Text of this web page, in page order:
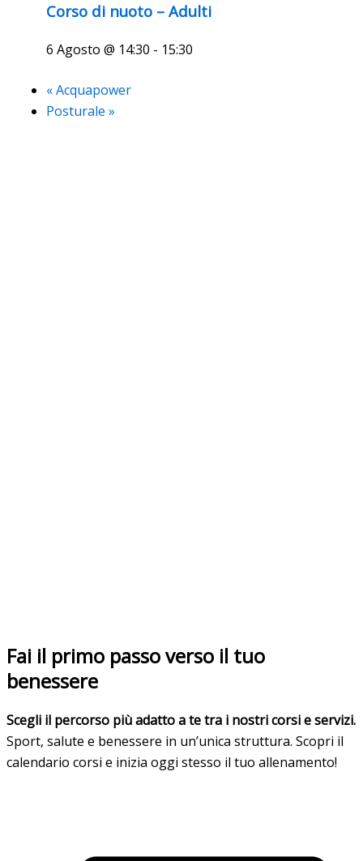
Corso di nuoto – Adulti
6 Agosto @ 14:30 - 15:30
«Acquapower
Posturale »
Fai il primo passo verso il tuo
benessere
Scegli il percorso più adatto a te tra i nostri corsi e servizi.
Sport, salute e benessere in un’unica struttura. Scopri il
calendario corsi e inizia oggi stesso il tuo allenamento!